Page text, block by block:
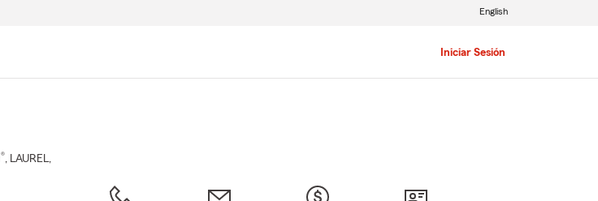
Iniciar Sesión
English
®, LAUREL,